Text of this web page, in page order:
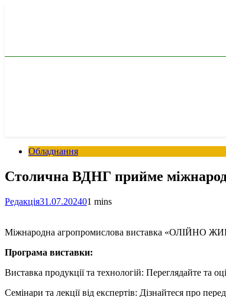
Обладнання
Столична ВДНГ прийме
Редакція31.07.202401 mins
Міжнародна агропромислова виставка «ОЛІЙНО
Програма виставки:
Виставка продукції та технологій: Переглядайте та
Семінари та лекції від експертів: Дізнайтеся про